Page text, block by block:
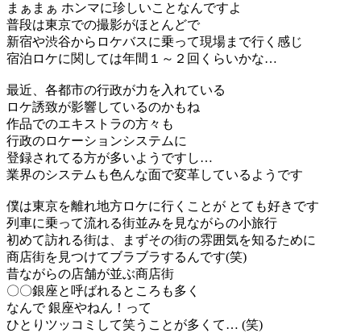
まぁまぁ ホンマに珍しいことなんですよ
普段は東京での撮影がほとんどで
新宿や渋谷からロケバスに乗って現場まで行く感じ
宿泊ロケに関しては年間１～２回くらいかな…
最近、各都市の行政が力を入れている
ロケ誘致が影響しているのかもね
作品でのエキストラの方々も
行政のロケーションシステムに
登録されてる方が多いようですし…
業界のシステムも色んな面で変革しているようです
僕は東京を離れ地方ロケに行くことが とても好きです
列車に乗って流れる街並みを見ながらの小旅行
初めて訪れる街は、まずその街の雰囲気を知るために
商店街を見つけてブラブラするんです(笑)
昔ながらの店舗が並ぶ商店街
〇〇銀座と呼ばれるところも多く
なんで 銀座やねん！って
ひとりツッコミして笑うことが多くて… (笑)